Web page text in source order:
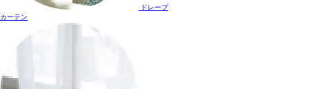
ドレープ
カーテン